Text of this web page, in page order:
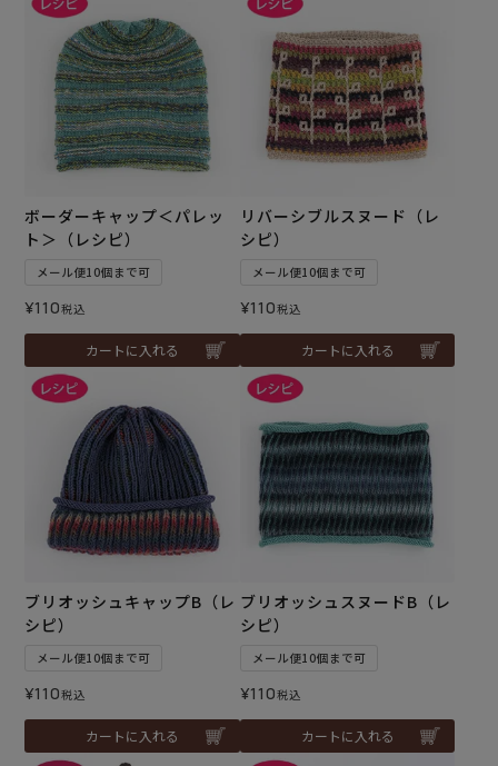
ボーダーキャップ＜パレッ
ト＞（レシピ）
メール便10個まで可
¥110税込
カートに入れる
リバーシブルスヌード（レ
シピ）
メール便10個まで可
¥110税込
カートに入れる
ブリオッシュキャップB（レ
シピ）
メール便10個まで可
¥110税込
カートに入れる
ブリオッシュスヌードB（レ
シピ）
メール便10個まで可
¥110税込
カートに入れる